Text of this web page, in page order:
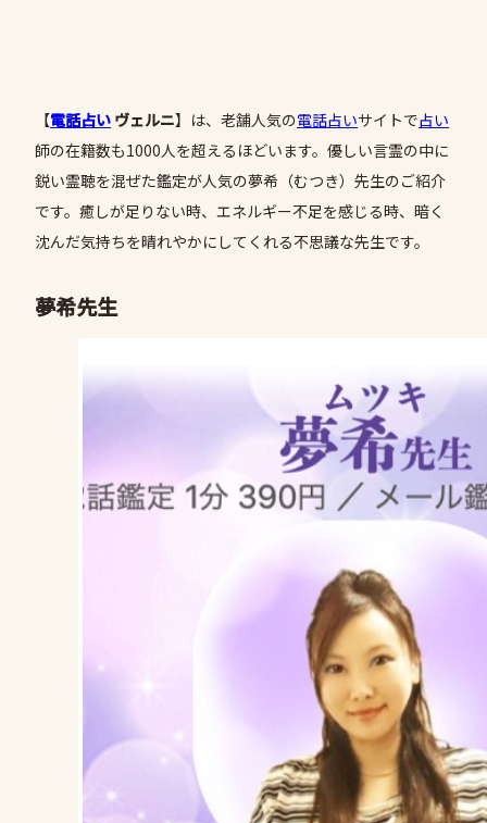
【電話占い ヴェルニ】は、老舗人気の電話占いサイトで占い
師の在籍数も1000人を超えるほどいます。優しい言霊の中に
鋭い霊聴を混ぜた鑑定が人気の夢希（むつき）先生のご紹介
です。癒しが足りない時、エネルギー不足を感じる時、暗く
沈んだ気持ちを晴れやかにしてくれる不思議な先生です。
夢希先生